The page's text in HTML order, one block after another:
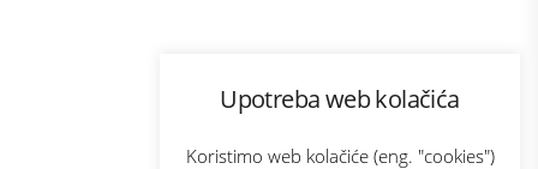
Upotreba web kolačića
Koristimo web kolačiće (eng. "cookies")
Bonus plus
Prijava za newsletter